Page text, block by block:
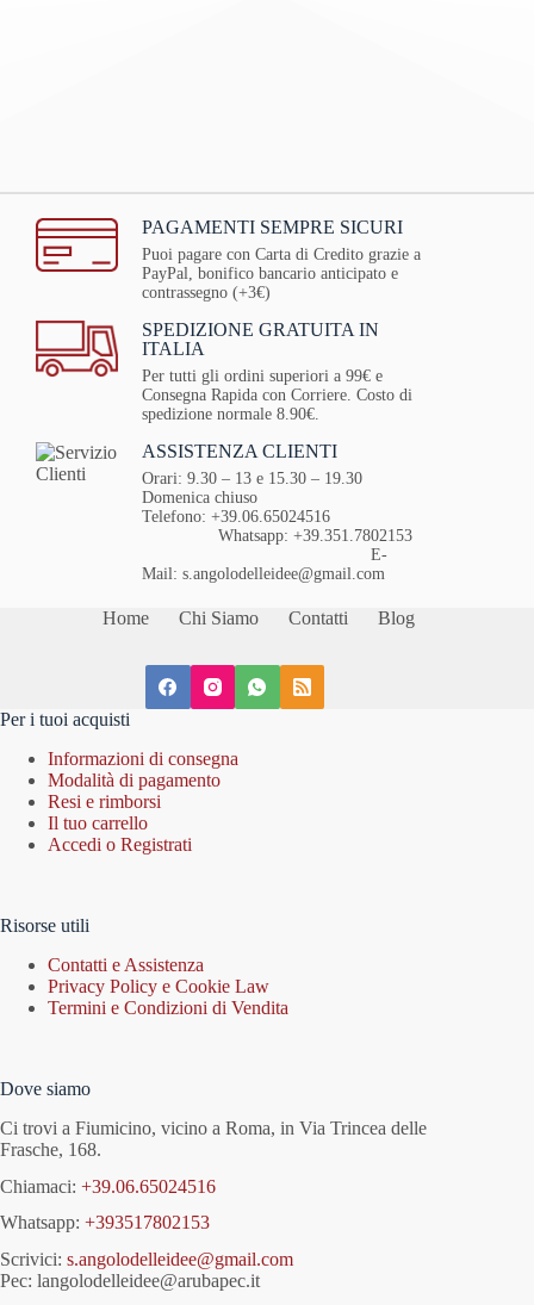
PAGAMENTI SEMPRE SICURI
Puoi pagare con Carta di Credito grazie a
PayPal, bonifico bancario anticipato e
contrassegno (+3€)
SPEDIZIONE GRATUITA IN
ITALIA
Per tutti gli ordini superiori a 99€ e
Consegna Rapida con Corriere. Costo di
spedizione normale 8.90€.
ASSISTENZA CLIENTI
Orari: 9.30 – 13 e 15.30 – 19.30
Domenica chiuso
Telefono: +39.06.65024516
Whatsapp: +39.351.7802153
E-
Mail: s.angolodelleidee@gmail.com
Home Chi Siamo Contatti Blog
Per i tuoi acquisti
Informazioni di consegna
Modalità di pagamento
Resi e rimborsi
Il tuo carrello
Accedi o Registrati
Risorse utili
Contatti e Assistenza
Privacy Policy e Cookie Law
Termini e Condizioni di Vendita
Dove siamo
Ci trovi a Fiumicino, vicino a Roma, in Via Trincea delle
Frasche, 168.
Chiamaci: +39.06.65024516
Whatsapp: +393517802153
Scrivici: s.angolodelleidee@gmail.com
Pec: langolodelleidee@arubapec.it